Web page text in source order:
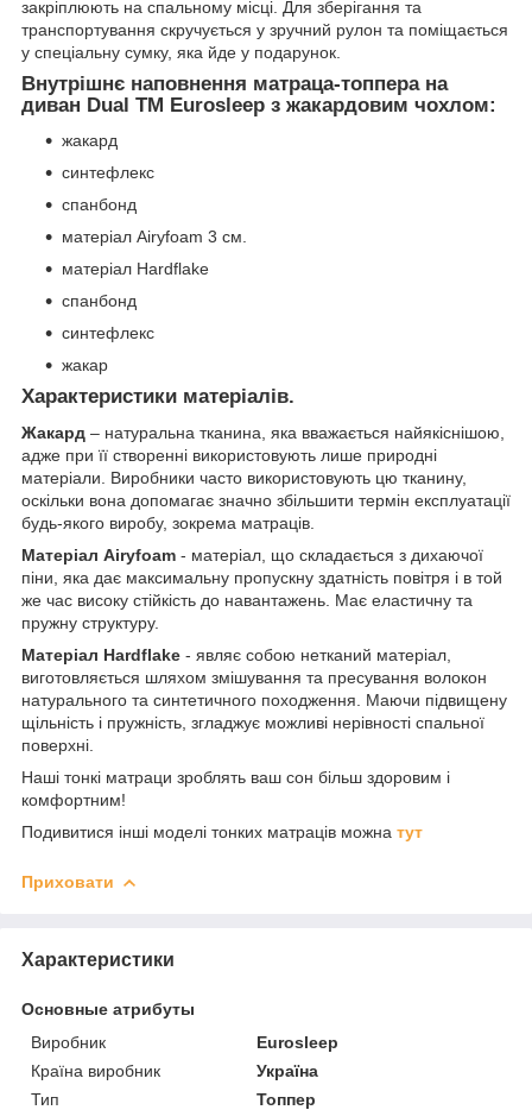
закріплюють на спальному місці. Для зберігання та
транспортування скручується у зручний рулон та поміщається
у спеціальну сумку, яка йде у подарунок.
Внутрішнє наповнення матраца-топпера на
диван Dual TM Eurosleep з жакардовим чохлом:
жакард
синтефлекс
спанбонд
матеріал Airyfoam 3 см.
матеріал Hardflake
спанбонд
синтефлекс
жакар
Характеристики матеріалів.
Жакард – натуральна тканина, яка вважається найякіснішою,
адже при її створенні використовують лише природні
матеріали. Виробники часто використовують цю тканину,
оскільки вона допомагає значно збільшити термін експлуатації
будь-якого виробу, зокрема матраців.
Матеріал Airyfoam - матеріал, що складається з дихаючої
піни, яка дає максимальну пропускну здатність повітря і в той
же час високу стійкість до навантажень. Має еластичну та
пружну структуру.
Матеріал Hardflake - являє собою нетканий матеріал,
виготовляється шляхом змішування та пресування волокон
натурального та синтетичного походження. Маючи підвищену
щільність і пружність, згладжує можливі нерівності спальної
поверхні.
Наші тонкі матраци зроблять ваш сон більш здоровим і
комфортним!
Подивитися інші моделі тонких матраців можна тут
Приховати
Характеристики
Основные атрибуты
Виробник
Eurosleep
Країна виробник
Україна
Тип
Топпер